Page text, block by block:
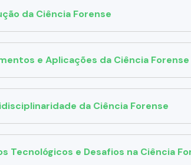
da Ciência Forense
e Aplicações da Ciência Forense
da Ciência Forense
Tecnológicos e Desafios na Ciência